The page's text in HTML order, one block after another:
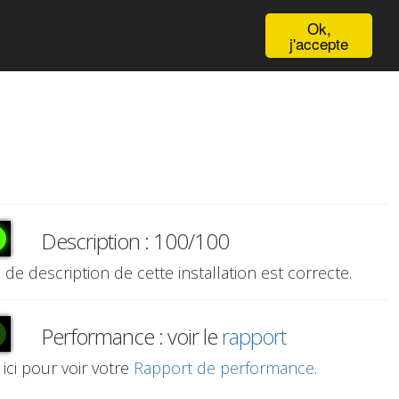
Ok,
j'accepte
Description : 100/100
de description de cette installation est correcte.
Performance : voir lerapport
ici pour voir votre Rapport de performance.